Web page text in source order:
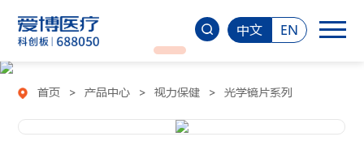
中文 EN
首页 > 产品中心 > 视力保健 > 光学镜片系列